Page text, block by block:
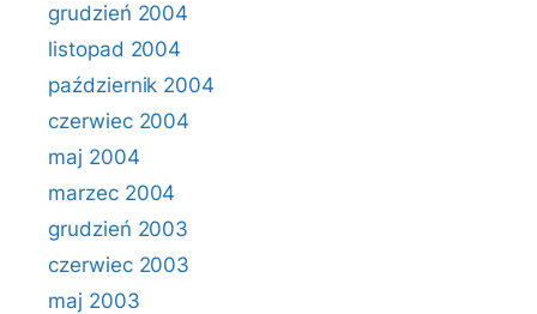
grudzień 2004
listopad 2004
październik 2004
czerwiec 2004
maj 2004
marzec 2004
grudzień 2003
czerwiec 2003
maj 2003